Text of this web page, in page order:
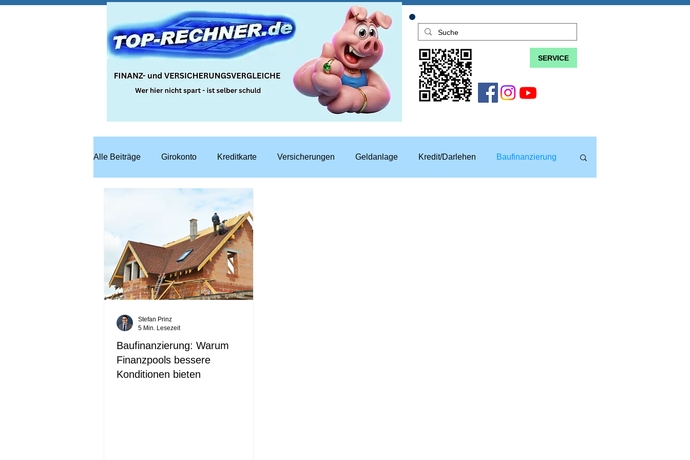
SERVICE
Alle Beiträge Girokonto Kreditkarte Versicherungen Geldanlage Kredit/Darlehen Baufinanzierung
Bausparen
Baufinanzierung: Warum
Finanzpools bessere
Konditionen bieten
Stefan Prinz
5 Min. Lesezeit